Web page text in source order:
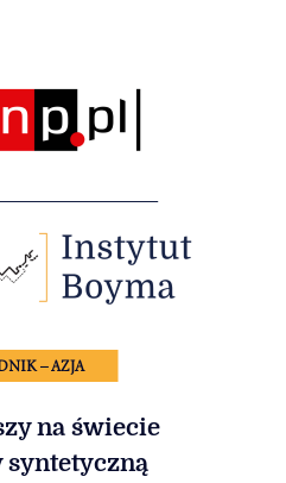
– AZJA
na świecie
syntetyczną